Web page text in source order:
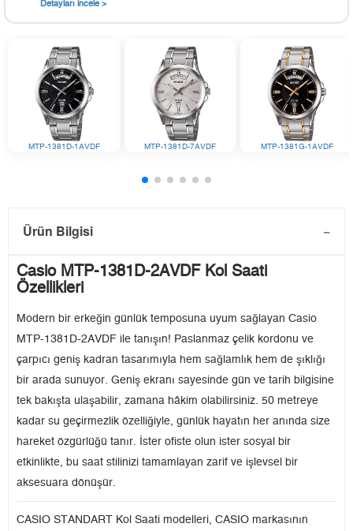
Detayları incele >
MTP-1381D-1AVDF MTP-1381D-7AVDF MTP-1381G-1AVDF
Ürün Bilgisi
Casio MTP-1381D-2AVDF Kol Saati
Özellikleri
Modern bir erkeğin günlük temposuna uyum sağlayan Casio
MTP-1381D-2AVDF ile tanışın! Paslanmaz çelik kordonu ve
çarpıcı geniş kadran tasarımıyla hem sağlamlık hem de şıklığı
bir arada sunuyor. Geniş ekranı sayesinde gün ve tarih bilgisine
tek bakışta ulaşabilir, zamana hâkim olabilirsiniz. 50 metreye
kadar su geçirmezlik özelliğiyle, günlük hayatın her anında size
hareket özgürlüğü tanır. İster ofiste olun ister sosyal bir
etkinlikte, bu saat stilinizi tamamlayan zarif ve işlevsel bir
aksesuara dönüşür.
CASIO STANDART Kol Saati modelleri, CASIO markasının